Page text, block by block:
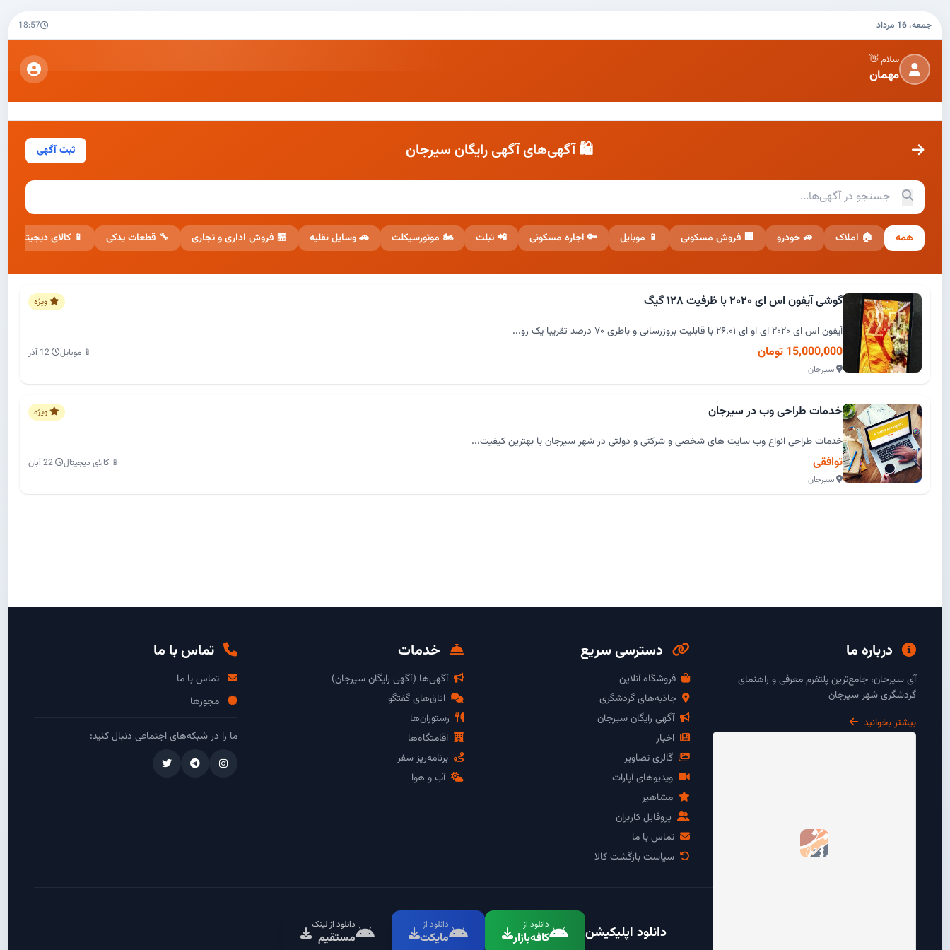
جمعه، 16 مرداد 18:57
سلام 👋
مهمان
🛍️ آگهی‌های آگهی رایگان سیرجان ثبت آگهی
همه 🏠 املاک 🚙 خودرو 🏢 فروش مسکونی 📱 موبایل 🔑 اجاره مسکونی 📲 تبلت 🏍️ موتورسیکلت 🚗 وسایل نقلیه 🏪 فروش اداری و تجاری 🔧 قطعات یدکی 📱 کالای دیجیتال
گوشی آیفون اس ای ۲۰۲۰ با ظرفیت ۱۲۸ گیگ ویژه
آیفون اس ای ۲۰۲۰ ای او ای ۲۶.۰۱ با قابلیت بروزرسانی و باطری ۷۰ درصد تقریبا یک رو...
15,000,000 تومان 📱 موبایل
سیرجان
خدمات طراحی وب در سیرجان ویژه
خدمات طراحی انواع وب سایت های شخصی و شرکتی و دولتی در شهر سیرجان با بهترین کیفیت...
توافقی 📱 کالای دیجیتال
سیرجان
درباره ما
آی سیرجان، جامع‌ترین پلتفرم معرفی و راهنمای
گردشگری شهر سیرجان
بیشتر بخوانید
دسترسی سریع
فروشگاه آنلاین
جاذبه‌های گردشگری
آگهی رایگان سیرجان
اخبار
گالری تصاویر
ویدیوهای آپارات
مشاهیر
پروفایل کاربران
تماس با ما
سیاست بازگشت کالا
خدمات
آگهی‌ها (آگهی رایگان سیرجان)
اتاق‌های گفتگو
رستوران‌ها
اقامتگاه‌ها
برنامه‌ریز سفر
آب و هوا
تماس با ما
تماس با ما
مجوزها
ما را در شبکه‌های اجتماعی دنبال کنید:
دانلود اپلیکیشن دانلود از
کافه‌بازار
دانلود از
مایکت
دانلود از لینک
مستقیم